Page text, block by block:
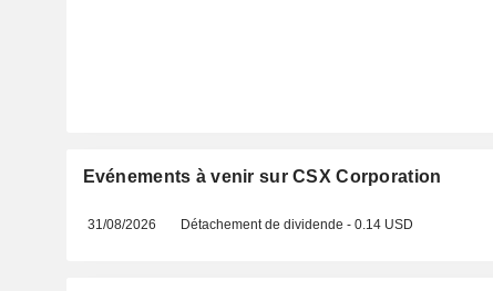
Evénements à venir sur CSX Corporation
31/08/2026 Détachement de dividende - 0.14 USD